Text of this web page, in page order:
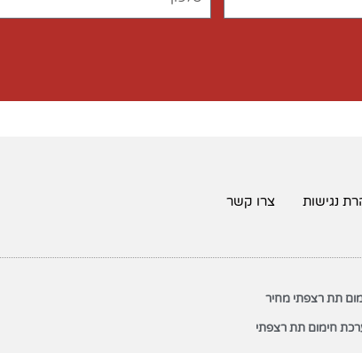
נגישות צרו קשר
תת רצפתי מחיר
חימום תת רצפתי